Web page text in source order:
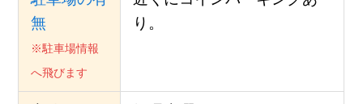
無
※駐車場情報
へ飛びます
り。